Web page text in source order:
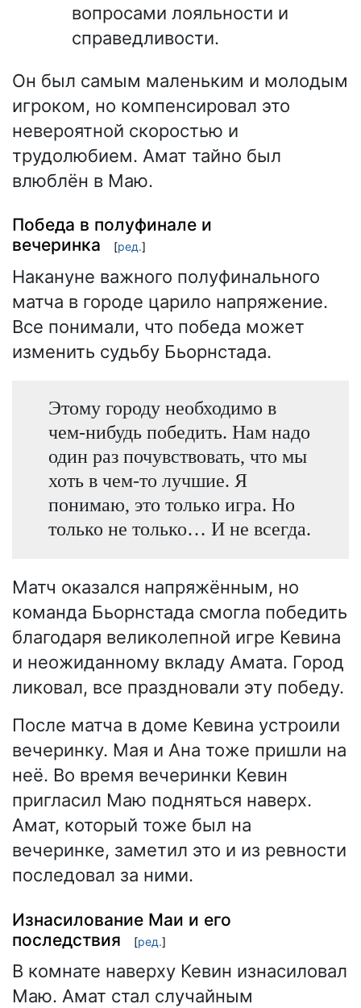
вопросами лояльности и
справедливости.
Он был самым маленьким и молодым
игроком, но компенсировал это
невероятной скоростью и
трудолюбием. Амат тайно был
влюблён в Маю.
Победа в полуфинале и
вечеринка
[ред.]
Накануне важного полуфинального
матча в городе царило напряжение.
Все понимали, что победа может
изменить судьбу Бьорнстада.
Этому городу необходимо в
чем-нибудь победить. Нам надо
один раз почувствовать, что мы
хоть в чем-то лучшие. Я
понимаю, это только игра. Но
только не только… И не всегда.
Матч оказался напряжённым, но
команда Бьорнстада смогла победить
благодаря великолепной игре Кевина
и неожиданному вкладу Амата. Город
ликовал, все праздновали эту победу.
После матча в доме Кевина устроили
вечеринку. Мая и Ана тоже пришли на
неё. Во время вечеринки Кевин
пригласил Маю подняться наверх.
Амат, который тоже был на
вечеринке, заметил это и из ревности
последовал за ними.
Изнасилование Маи и его
последствия
[ред.]
В комнате наверху Кевин изнасиловал
Маю. Амат стал случайным